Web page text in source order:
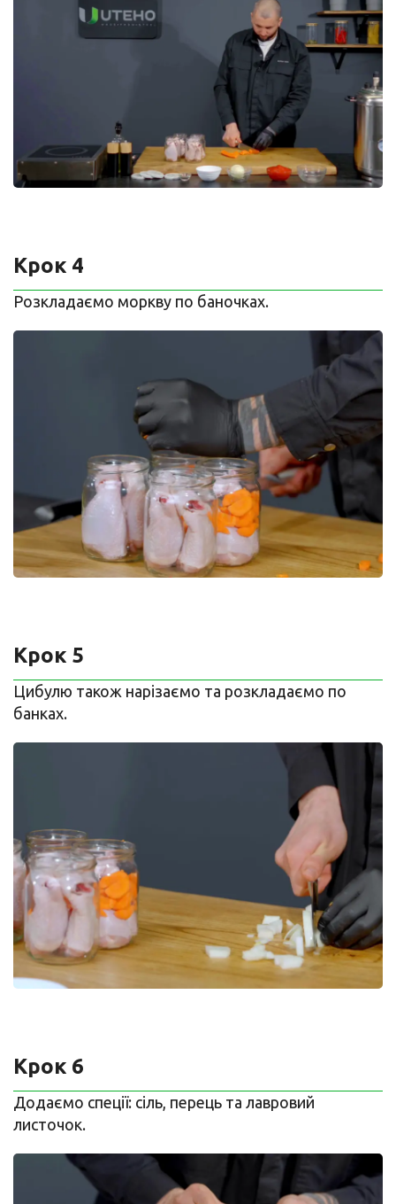
Крок 4
Розкладаємо моркву по баночках.
Крок 5
Цибулю також нарізаємо та розкладаємо по
банках.
Крок 6
Додаємо спеції: сіль, перець та лавровий
листочок.